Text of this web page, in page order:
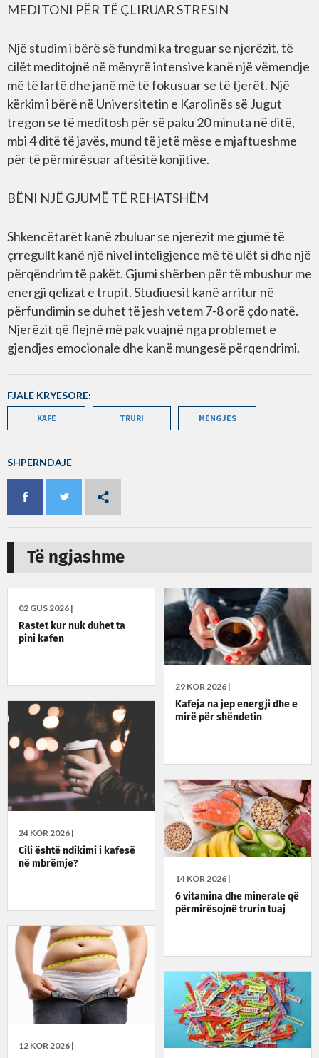
MEDITONI PËR TË ÇLIRUAR STRESIN
Një studim i bërë së fundmi ka treguar se njerëzit, të
cilët meditojnë në mënyrë intensive kanë një vëmendje
më të lartë dhe janë më të fokusuar se të tjerët. Një
kërkim i bërë në Universitetin e Karolinës së Jugut
tregon se të meditosh për së paku 20 minuta në ditë,
mbi 4 ditë të javës, mund të jetë mëse e mjaftueshme
për të përmirësuar aftësitë konjitive.
BËNI NJË GJUMË TË REHATSHËM
Shkencëtarët kanë zbuluar se njerëzit me gjumë të
çrregullt kanë një nivel inteligjence më të ulët si dhe një
përqëndrim të pakët. Gjumi shërben për të mbushur me
energji qelizat e trupit. Studiuesit kanë arritur në
përfundimin se duhet të jesh vetem 7-8 orë çdo natë.
Njerëzit që flejnë më pak vuajnë nga problemet e
gjendjes emocionale dhe kanë mungesë përqendrimi.
FJALË KRYESORE:
KAFE TRURI MENGJES
SHPËRNDAJE
Të ngjashme
02 GUS 2026 |
Rastet kur nuk duhet ta
pini kafen
29 KOR 2026 |
Kafeja na jep energji dhe e
mirë për shëndetin
24 KOR 2026 |
Cili është ndikimi i kafesë
në mbrëmje?
14 KOR 2026 |
6 vitamina dhe minerale që
përmirësojnë trurin tuaj
12 KOR 2026 |